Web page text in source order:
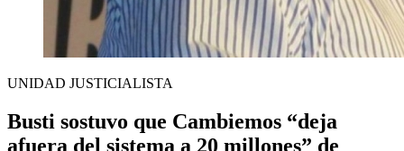
UNIDAD JUSTICIALISTA
Busti sostuvo que Cambiemos “deja
afuera del sistema a 20 millones” de